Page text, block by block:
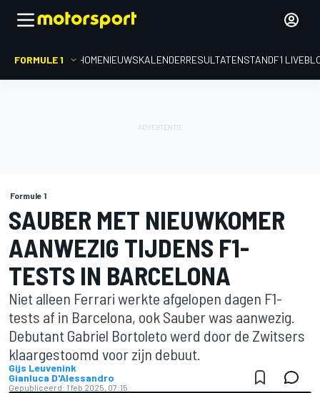
FORMULE 1 HOMENIEUWSKALENDERRESULTATENSTANDF1
Formule 1
SAUBER MET NIEUWKOMER
AANWEZIG TIJDENS F1-
TESTS IN BARCELONA
Niet alleen Ferrari werkte afgelopen dagen F1-
tests af in Barcelona, ook Sauber was aanwezig.
Debutant Gabriel Bortoleto werd door de Zwitsers
klaargestoomd voor zijn debuut.
Gijs Leuvenink
Gianluca D'Alessandro
Gepubliceerd: 1 feb 2025, 07:15